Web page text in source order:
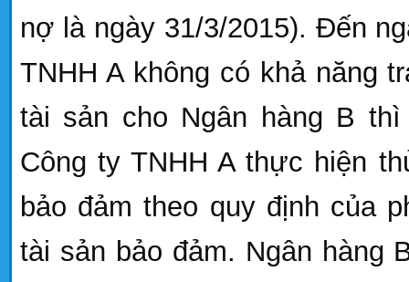
nợ là ngày 31/3/2015). Đến
TNHH A không có khả năng
tài sản cho Ngân hàng B
Công ty TNHH Athực hiện
bảo đảm theo quy định của
tài sản bảo đảm. Ngân hàng